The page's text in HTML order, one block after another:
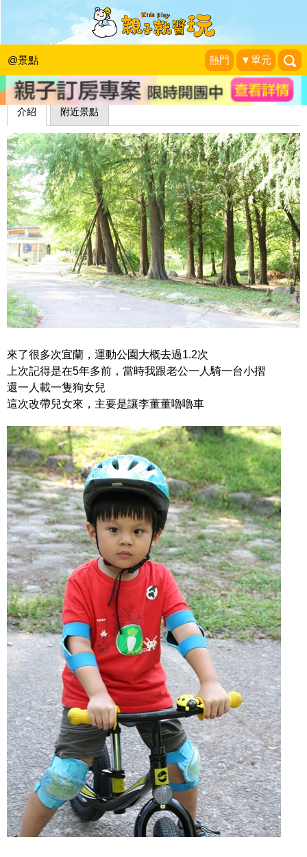
@景點 熱門 ▼單元
羅東運動公園
李董董好可愛公司
介紹 附近景點
來了很多次宜蘭，運動公園大概去過1.2次
上次記得是在5年多前，當時我跟老公一人騎一台小摺
還一人載一隻狗女兒
這次改帶兒女來，主要是讓李董董嚕嚕車